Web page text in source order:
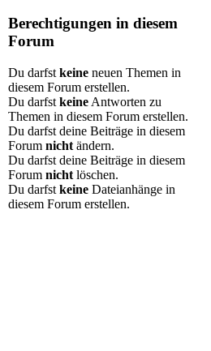
Berechtigungen in diesem
Forum
Du darfst keine neuen Themen in
diesem Forum erstellen.
Du darfst keine Antworten zu
Themen in diesem Forum erstellen.
Du darfst deine Beiträge in diesem
Forum nicht ändern.
Du darfst deine Beiträge in diesem
Forum nicht löschen.
Du darfst keine Dateianhänge in
diesem Forum erstellen.